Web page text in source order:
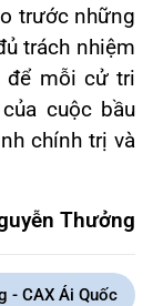
trước những
trách nhiệm
để mỗi cử tri
cuộc bầu
chính trị và
Thưởng
- CAX Ái Quốc